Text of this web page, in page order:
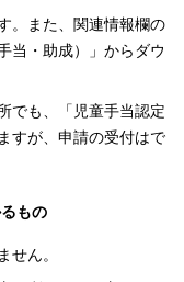
。また、関連情報欄の
当・助成）」からダウ
でも、「児童手当認定
すが、申請の受付はで
もの
せん。